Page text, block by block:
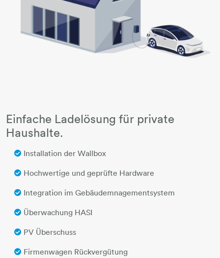
Einfache Ladelösung für private
Haushalte.
Installation der Wallbox
Hochwertige und geprüfte Hardware
Integration im Gebäudemnagementsystem
Überwachung HASI
PV Überschuss
Firmenwagen Rückvergütung